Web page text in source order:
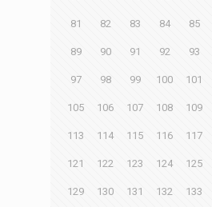
81 82 83 84 85
89 90 91 92 93
97 98 99 100 101
105 106 107 108 109
113 114 115 116 117
121 122 123 124 125
129 130 131 132 133